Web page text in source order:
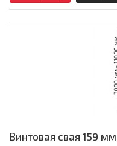
Винтовая свая 159